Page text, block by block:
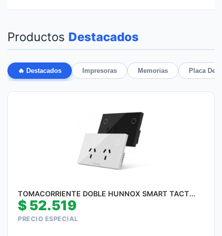
Productos Destacados
🔥 Destacados Impresoras Memorias Placa De
TOMACORRIENTE DOBLE HUNNOX SMART TACT...
$52.519
PRECIO ESPECIAL